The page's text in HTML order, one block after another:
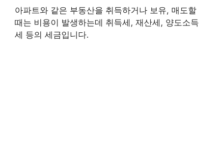
아파트와 같은 부동산을 취득하거나 보유, 매도할
때는 비용이 발생하는데 취득세, 재산세, 양도소득
세 등의 세금입니다.